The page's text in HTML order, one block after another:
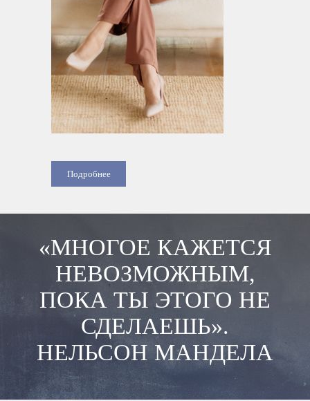
Подробнее
«МНОГОЕ КАЖЕТСЯ
НЕВОЗМОЖНЫМ,
ПОКА ТЫ ЭТОГО НЕ
СДЕЛАЕШЬ».
НЕЛЬСОН МАНДЕЛА